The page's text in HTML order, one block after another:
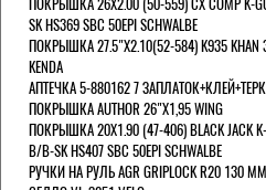
SK HS369 SBC 50EPI SCHWALBE
ПОКРЫШКА 27.5"Х2.10(52-584) K935 KHAN
KENDA
АПТЕЧКА 5-880162 7
ПОКРЫШКА AUTHOR 26"Х1,95 WING
ПОКРЫШКА 20X1.90 (47-406) BLACK JACK
B/B-SK HS407 SBC 50EPI SCHWALBE
РУЧКИ НА РУЛЬ AGR GRIPLOCK R20 130 ММ